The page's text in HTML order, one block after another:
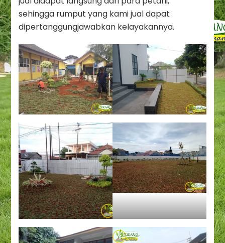
sehingga rumput yang kami jual dapat
dipertanggungjawabkan kelayakannya.